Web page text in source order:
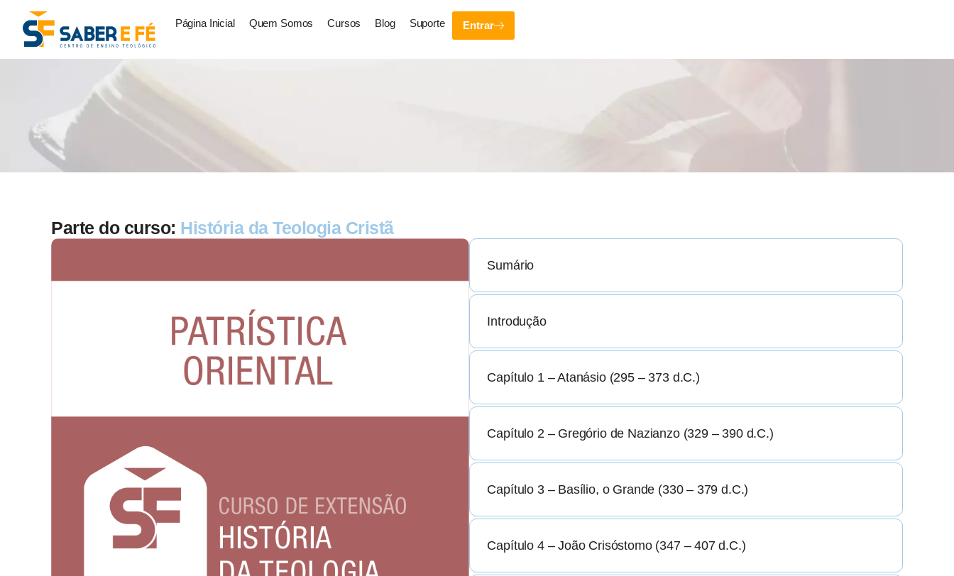
Página Inicial Quem Somos Cursos Blog Suporte Entrar
Parte do curso: História da Teologia Cristã
Sumário
Introdução
Capítulo 1 – Atanásio (295 – 373 d.C.)
Capítulo 2 – Gregório de Nazianzo (329 – 390 d.C.)
Capítulo 3 – Basílio, o Grande (330 – 379 d.C.)
Capítulo 4 – João Crisóstomo (347 – 407 d.C.)